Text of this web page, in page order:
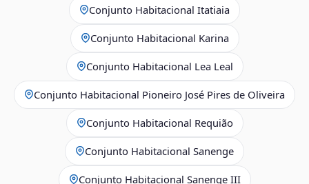
Conjunto Habitacional Itatiaia
Conjunto Habitacional Karina
Conjunto Habitacional Lea Leal
Conjunto Habitacional Pioneiro José Pires de Oliveira
Conjunto Habitacional Requião
Conjunto Habitacional Sanenge
Conjunto Habitacional Sanenge III